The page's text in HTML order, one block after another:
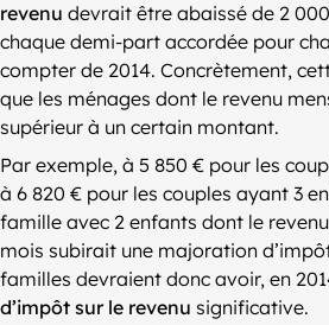
revenu devrait être abaissé de 2
chaque demi-part accordée pour
compter de 2014. Concrètement,
que les ménages dont le revenu
supérieur à un certain montant.
Par exemple, à 5 850 € pour les
à 6 820 € pour les couples ayant 3
famille avec 2 enfants dont le
mois subirait une majoration
familles devraient donc avoir, en
d’impôt sur le revenu significative.